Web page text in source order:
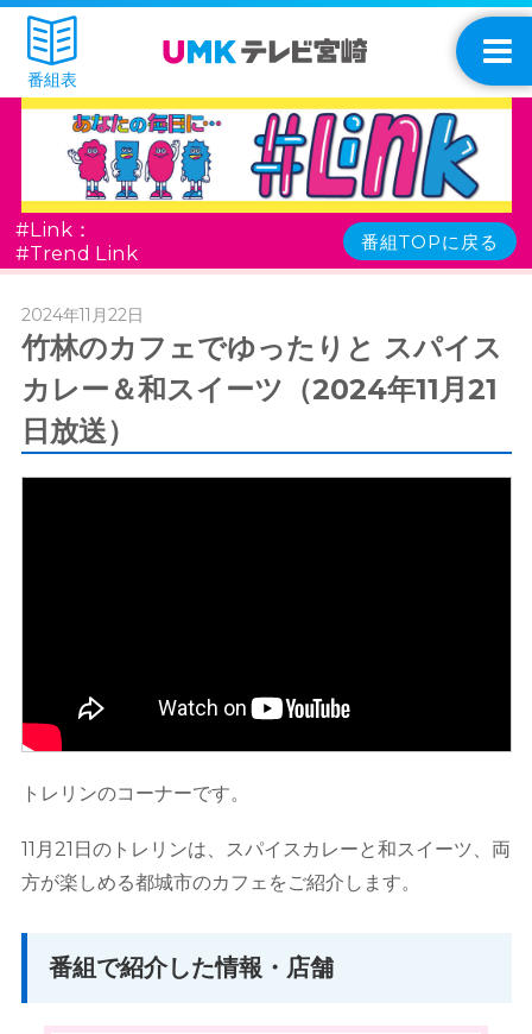
番組表
#Link：
#Trend Link
番組TOPに戻る
2024年11月22日
竹林のカフェでゆったりと スパイス
カレー＆和スイーツ（2024年11月21
日放送）
トレリンのコーナーです。
11月21日のトレリンは、スパイスカレーと和スイーツ、両
方が楽しめる都城市のカフェをご紹介します。
番組で紹介した情報・店舗